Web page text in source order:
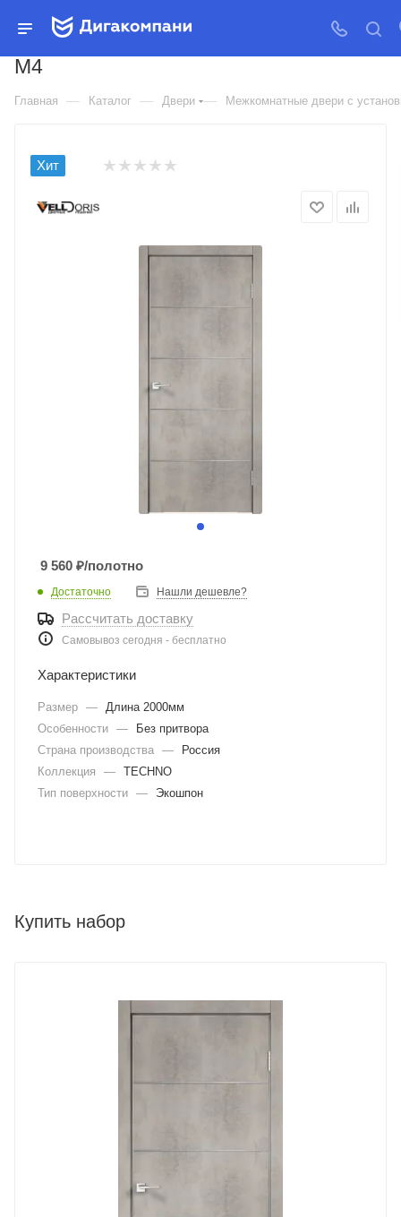
ДВЕРЬ МЕЖКОМНАТНАЯ
VELLDORIS ЭКОШПОН TECHNO
M4
Главная — Каталог — Двери — Межкомнатные двери с
Хит
9 560 ₽/полотно
Достаточно Нашли дешевле?
Рассчитать доставку
Самовывоз сегодня - бесплатно
Характеристики
Размер — Длина 2000мм
Особенности —
Без притвора
Страна производства —
Россия
Коллекция
— TECHNO
Тип поверхности — Экошпон
Купить набор